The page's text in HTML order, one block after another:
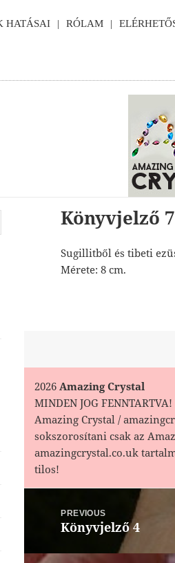
HATÁSAI RÓLAM
Könyvjelző 7
Sugillitből és tibeti
Mérete: 8 cm.
2026 Amazing Crystal
MINDEN JOG FENNTARTVA!
Amazing Crystal /
sokszorosítani csak az
amazingcrystal.co.uk
tilos!
navigációPREVIOUS
Previous
Könyvjelző 4